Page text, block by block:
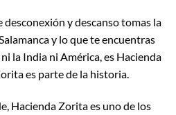
desconexión y descanso tomas la
y lo que te encuentras
la India ni América, es Hacienda
es parte de la historia.
Hacienda Zorita es uno de los